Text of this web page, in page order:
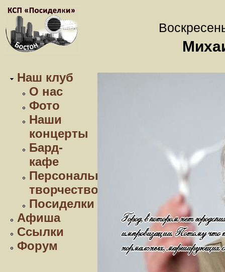
Наш клуб
О нас
Фото
Наши
концерты
Бард-
кафе
Персональное
творчество
Посиделки
Афиша
Ссылки
Форум